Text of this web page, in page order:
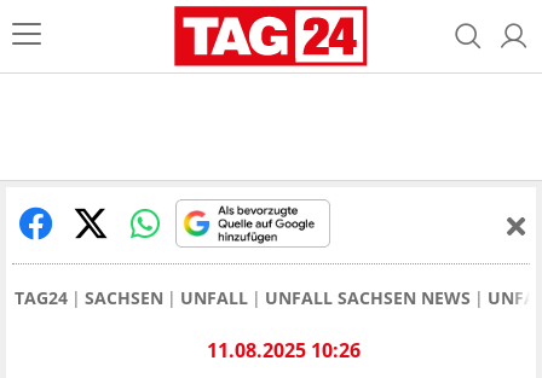
TAG24 SACHSEN UNFALL UNFALL SACHSEN NEWS
11.08.2025 10:26